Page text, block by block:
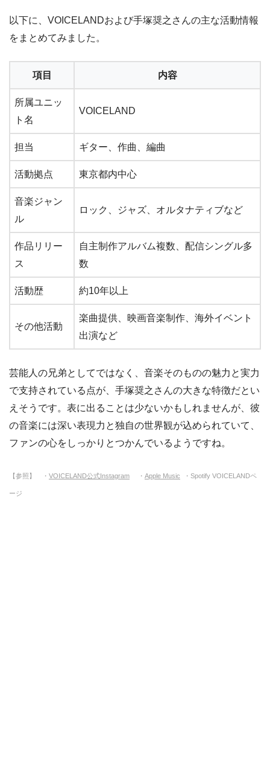
以下に、VOICELANDおよび手塚奨之さんの主な活動情報
をまとめてみました。
項目 内容
所属ユニッ
ト名
VOICELAND
担当 ギター、作曲、編曲
活動拠点 東京都内中心
音楽ジャン
ル
ロック、ジャズ、オルタナティブなど
作品リリー
ス
自主制作アルバム複数、配信シングル多
数
活動歴 約10年以上
その他活動
楽曲提供、映画音楽制作、海外イベント
出演など
芸能人の兄弟としてではなく、音楽そのものの魅力と実力
で支持されている点が、手塚奨之さんの大きな特徴だとい
えそうです。表に出ることは少ないかもしれませんが、彼
の音楽には深い表現力と独自の世界観が込められていて、
ファンの心をしっかりとつかんでいるようですね。
【参照】 ・ VOICELAND公式Instagram ・ Apple Music ・Spotify VOICELANDペ
ージ